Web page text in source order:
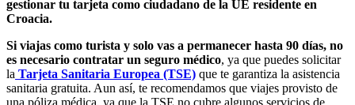
gestionar tu tarjeta como ciudadano de la UE residente en
Croacia.
Si viajas como turista y solo vas a permanecer hasta 90 días, no
es necesario contratar un seguro médico, ya que puedes solicitar
la Tarjeta Sanitaria Europea (TSE) que te garantiza la asistencia
sanitaria gratuita. Aun así, te recomendamos que viajes provisto de
una póliza médica, ya que la TSE no cubre algunos servicios de